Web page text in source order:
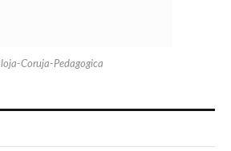
loja-Coruja-Pedagogica